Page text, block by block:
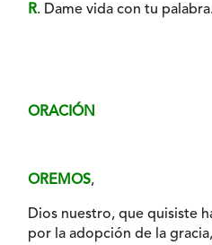
R. Dame vida con tu palabra.
ORACIÓN
OREMOS,
Dios nuestro, que quisiste
por la adopción de la